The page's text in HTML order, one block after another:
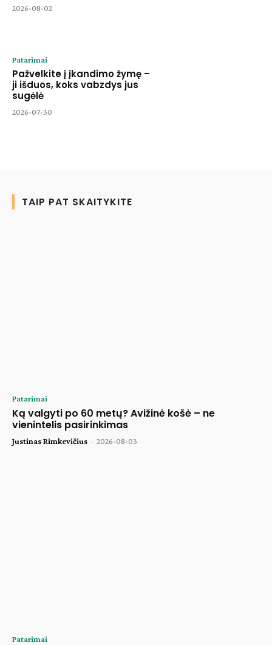
2026-08-02
Patarimai
Pažvelkite į įkandimo žymę –
ji išduos, koks vabzdys jus
sugėlė
2026-07-30
TAIP PAT SKAITYKITE
Patarimai
Ką valgyti po 60 metų? Avižinė košė – ne
vienintelis pasirinkimas
Justinas Rimkevičius - 2026-08-03
Patarimai